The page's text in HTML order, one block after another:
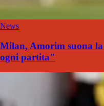
News
Milan, Amorim suona
ogni partita"